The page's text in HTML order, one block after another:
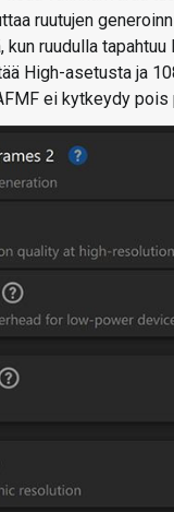
ruutujen
ruudulla
High-asetusta ja
ei kytkeydy